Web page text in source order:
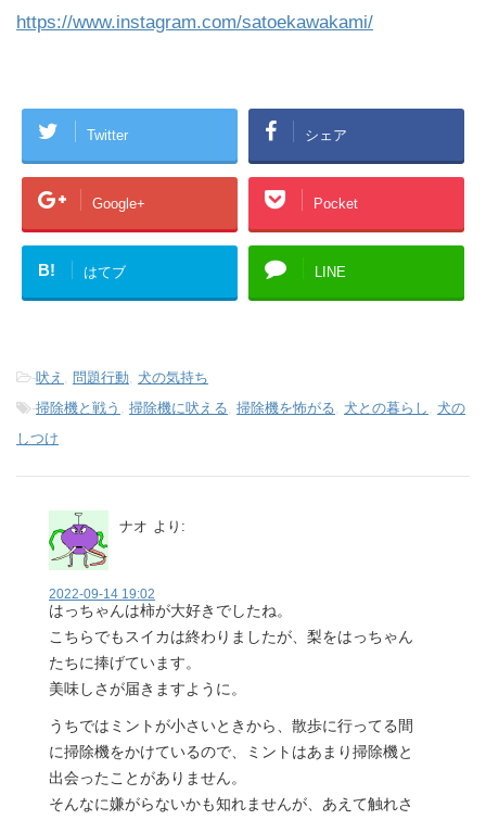
https://www.instagram.com/satoekawakami/
Twitter シェア
Google+ Pocket
B! はてブ LINE
-吠え , 問題行動, 犬の気持ち
-掃除機と戦う , 掃除機に吠える, 掃除機を怖がる, 犬との暮らし , 犬の
しつけ
ナオ より:
2022-09-14 19:02
はっちゃんは柿が大好きでしたね。
こちらでもスイカは終わりましたが、梨をはっちゃん
たちに捧げています。
美味しさが届きますように。
うちではミントが小さいときから、散歩に行ってる間
に掃除機をかけているので、ミントはあまり掃除機と
出会ったことがありません。
そんなに嫌がらないかも知れませんが、あえて触れさ